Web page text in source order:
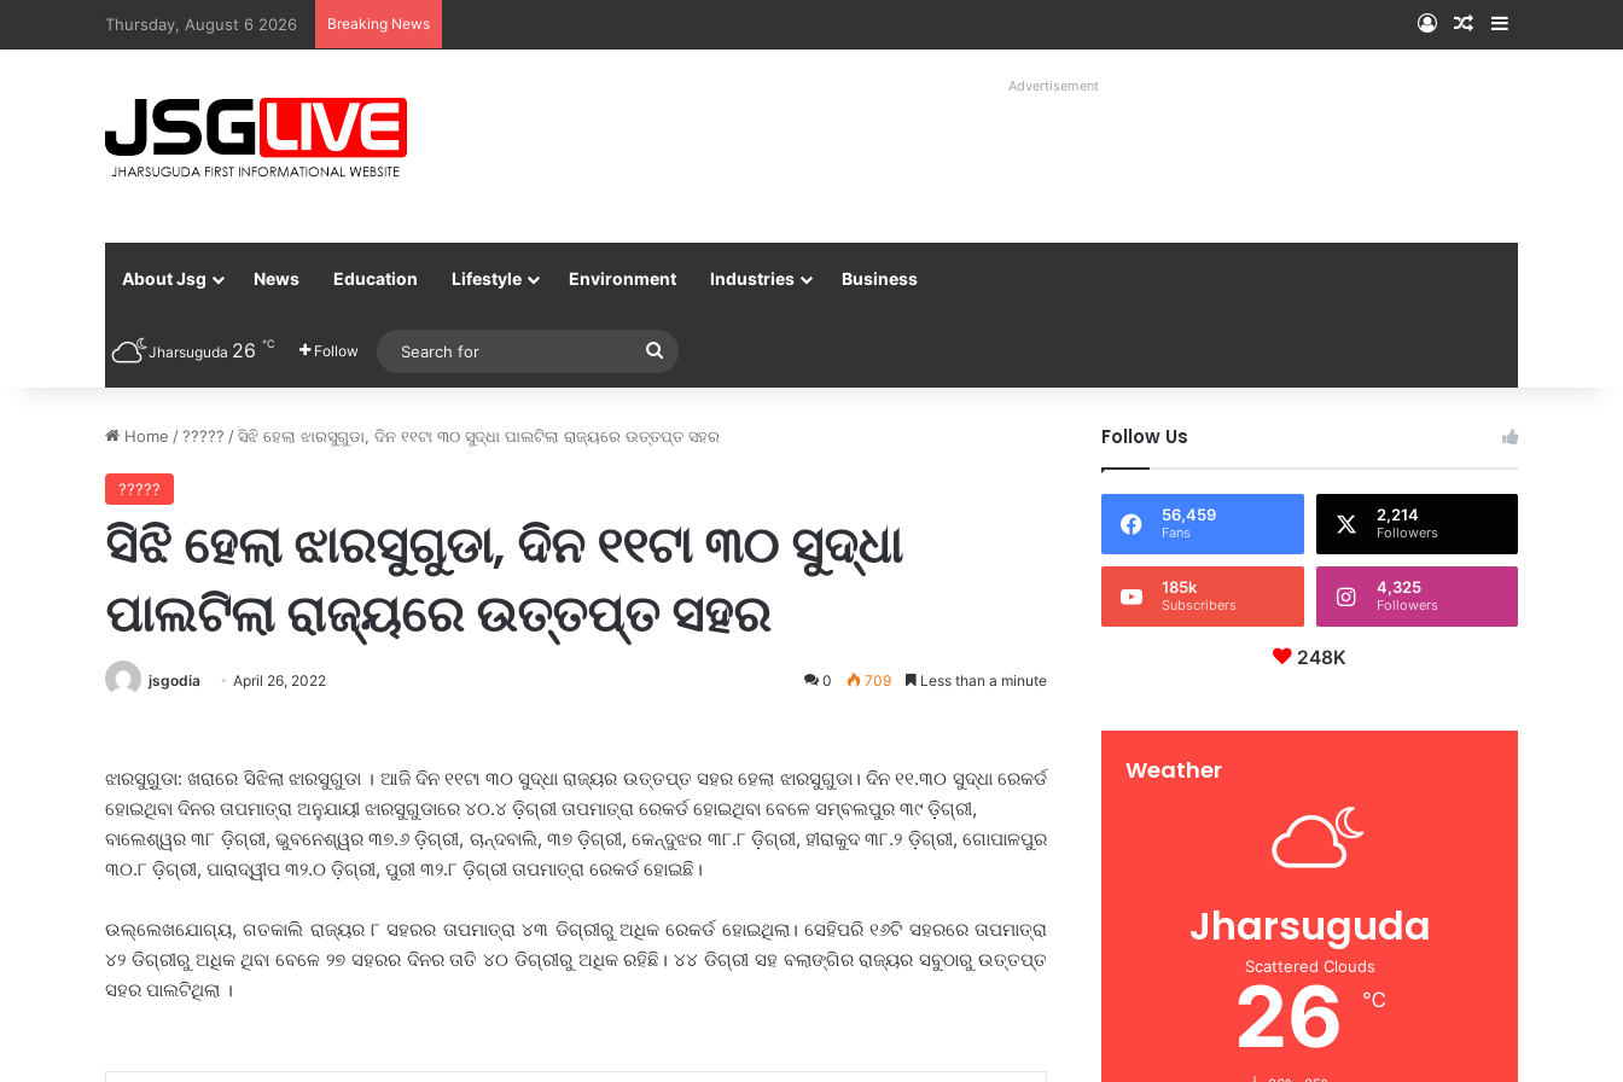
Thursday, August 6 2026 Breaking News Log InRandom Article
Sidebar
Advertisement
About Jsg News Education Lifestyle Environment Industries Business
Jharsuguda 26 ℃ Follow
for
Home /????? /ସିଝି ହେଲା ଝାରସୁଗୁଡା, ଦିନ ୧୧ଟା ୩୦ ସୁଦ୍ଧା ପାଲଟିଲା ରାଜ୍ୟରେ ଉତ୍ତପ୍ତ ସହର
?????
ସିଝି ହେଲା ଝାରସୁଗୁଡା, ଦିନ ୧୧ଟା ୩୦ ସୁଦ୍ଧା
ପାଲଟିଲା ରାଜ୍ୟରେ ଉତ୍ତପ୍ତ ସହର
jsgodia April 26, 2022 0 709 Less than a minute
ଝାରସୁଗୁ଼ଡା: ଖରାରେ ସିଝିଲା ଝାରସୁଗୁଡା । ଆଜି ଦିନ ୧୧ଟା ୩୦ ସୁଦ୍ଧା ରାଜ୍ୟର ଉତ୍ତପ୍ତ ସହର ହେଲା ଝାରସୁଗୁଡା। ଦିନ ୧୧.୩୦ ସୁଦ୍ଧା ରେକର୍ଡ
ହୋଇଥିବା ଦିନର ତାପମାତ୍ରା ଅନୁଯାୟୀ ଝାରସୁଗୁଡାରେ ୪୦.୪ ଡ଼ିଗ୍ରୀ ତାପମାତ୍ରା ରେକର୍ଡ ହୋଇଥିବା ବେଳେ ସମ୍ବଲପୁର ୩୯ ଡ଼ିଗ୍ରୀ,
ବାଲେଶ୍ୱର ୩୮ ଡ଼ିଗ୍ରୀ, ଭୁବନେଶ୍ୱର ୩୭.୬ ଡ଼ିଗ୍ରୀ, ଚାନ୍ଦବାଲି, ୩୭ ଡ଼ିଗ୍ରୀ, କେନ୍ଦୁଝର ୩୮.୮ ଡ଼ିଗ୍ରୀ, ହୀରାକୁଦ ୩୮.୨ ଡ଼ିଗ୍ରୀ, ଗୋପାଳପୁର
୩୦.୮ ଡ଼ିଗ୍ରୀ, ପାରାଦ୍ୱୀପ ୩୨.୦ ଡ଼ିଗ୍ରୀ, ପୁରୀ ୩୨.୮ ଡ଼ିଗ୍ରୀ ତାପମାତ୍ରା ରେକର୍ଡ ହୋଇଛି।
ଉଲ୍ଲେଖଯୋଗ୍ୟ, ଗତକାଲି ରାଜ୍ୟର ୮ ସହରର ତାପମାତ୍ରା ୪୩ ଡିଗ୍ରୀରୁ ଅଧିକ ରେକର୍ଡ ହୋଇଥିଲା। ସେହିପରି ୧୬ଟି ସହରରେ ତାପମାତ୍ରା
୪୨ ଡିଗ୍ରୀରୁ ଅଧିକ ଥିବା ବେଳେ ୨୭ ସହରର ଦିନର ତାତି ୪୦ ଡିଗ୍ରୀରୁ ଅଧିକ ରହିଛି। ୪୪ ଡିଗ୍ରୀ ସହ ବଲାଙ୍ଗିର ରାଜ୍ୟର ସବୁଠାରୁ ଉତ୍ତପ୍ତ
ସହର ପାଲଟିଥିଲା ।
Follow Us
56,459
Fans
2,214
Followers
185k
Subscribers
4,325
Followers
248K
Weather
Jharsuguda
Scattered Clouds
26 ℃